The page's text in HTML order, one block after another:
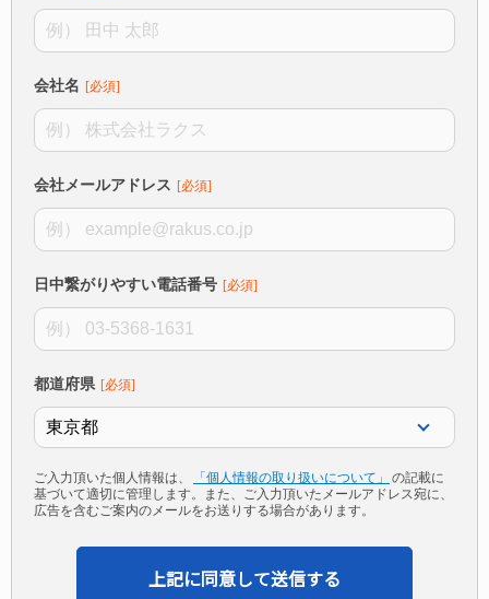
会社名
会社メールアドレス
日中繋がりやすい電話番号
都道府県
ご入力頂いた個人情報は、 「個人情報の取り扱いについて」
の記載に
基づいて適切に管理します。また、ご入力頂いたメールアドレス宛に、
広告を含むご案内のメールをお送りする場合があります。